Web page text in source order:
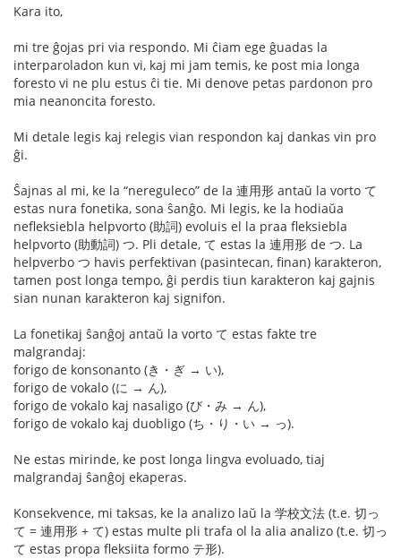
Kara ito,
mi tre ĝojas pri via respondo. Mi ĉiam ege ĝuadas la
interparoladon kun vi, kaj mi jam temis, ke post mia longa
foresto vi ne plu estus ĉi tie. Mi denove petas pardonon pro
mia neanoncita foresto.
Mi detale legis kaj relegis vian respondon kaj dankas vin pro
ĝi.
Ŝajnas al mi, ke la “nereguleco” de la 連用形 antaŭ la vorto て
estas nura fonetika, sona ŝanĝo. Mi legis, ke la hodiaŭa
nefleksiebla helpvorto (助詞) evoluis el la praa fleksiebla
helpvorto (助動詞) つ. Pli detale, て estas la 連用形 de つ. La
helpverbo つ havis perfektivan (pasintecan, finan) karakteron,
tamen post longa tempo, ĝi perdis tiun karakteron kaj gajnis
sian nunan karakteron kaj signifon.
La fonetikaj ŝanĝoj antaŭ la vorto て estas fakte tre
malgrandaj:
forigo de konsonanto (き・ぎ → い),
forigo de vokalo (に → ん),
forigo de vokalo kaj nasaligo (び・み → ん),
forigo de vokalo kaj duobligo (ち・り・い → っ).
Ne estas mirinde, ke post longa lingva evoluado, tiaj
malgrandaj ŝanĝoj ekaperas.
Konsekvence, mi taksas, ke la analizo laŭ la 学校文法 (t.e. 切っ
て = 連用形 + て) estas multe pli trafa ol la alia analizo (t.e. 切っ
て estas propa fleksiita formo テ形).